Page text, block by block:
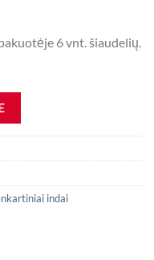
6 vnt. šiaudelių.
indai